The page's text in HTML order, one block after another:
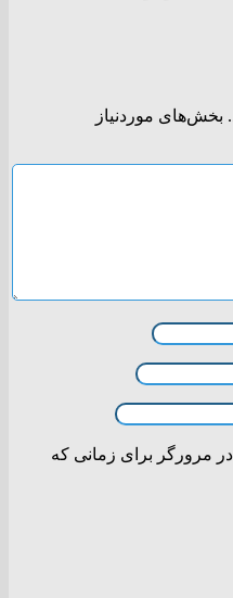
بخش‌های موردنیاز
مرورگر برای زمانی که